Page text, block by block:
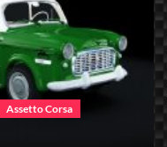
Assetto Corsa